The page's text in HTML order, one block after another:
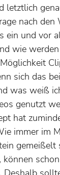
letztlich
nach
ein und vor
wie
sich das
was weiß
genutzt
hat
immer im
gemeißelt
Deshalb